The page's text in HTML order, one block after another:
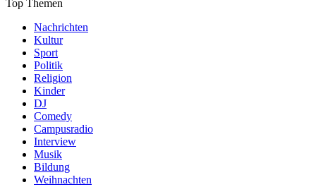
Top Themen
Nachrichten
Kultur
Sport
Politik
Religion
Kinder
DJ
Comedy
Campusradio
Interview
Musik
Bildung
Weihnachten